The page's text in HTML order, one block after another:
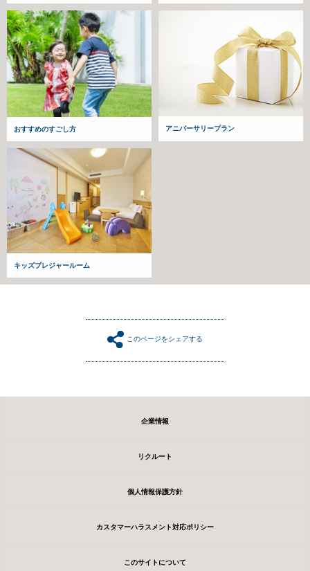
おすすめのすごし方 アニバーサリープラン
キッズプレジャールーム
このページをシェアする
企業情報
リクルート
個人情報保護方針
カスタマーハラスメント対応ポリシー
このサイトについて